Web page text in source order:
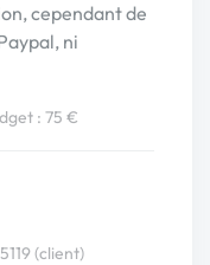
cependant de
ni
: 75 €
(client)